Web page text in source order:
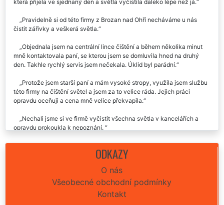
Po zlomení nohy jsem byl nucen objednat někoho z okolí Brozan
nad Ohří na očištění světel v dílně a vybral jsem si právě tuhle firmu,
která přijela ve sjednaný den a světla vyčistila daleko lépe než já.
Pravidelně si od této firmy z Brozan nad Ohří necháváme u nás
čistit zářivky a veškerá světla.
Objednala jsem na centrální lince čištění a během několika minut
mně kontaktovala paní, se kterou jsem se domluvila hned na druhý
den. Takhle rychlý servis jsem nečekala. Úklid byl parádní.
Protože jsem starší paní a mám vysoké stropy, využila jsem službu
této firmy na čištění světel a jsem za to velice ráda. Jejich práci
opravdu oceňuji a cena mně velice překvapila.
Nechali jsme si ve firmě vyčistit všechna světla v kancelářích a
opravdu prokoukla k nepoznání.
Skvěle odvedená práce v Brozanech nad Ohří, doporučuji!
ODKAZY
O nás